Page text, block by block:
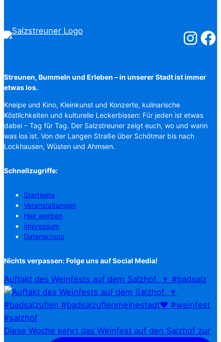
Streunen, Bummeln und Erleben – in unserer Stadt ist immer
etwas los.
Kneipe und Kino, Kleinkunst und Konzerte, kulinarische
Köstlichkeiten und kulturelle Leckerbissen: Für jeden ist etwas
dabei – Tag für Tag. Der Salzstreuner zeigt euch, wo und wann
was los ist. Von der Langen Straße über Schötmar bis nach
Lockhausen, Wüsten und Ahmsen.
Schnellzugriffe:
Startseite
Veranstaltungen
Hier werben
Impressum
Datenschutz
Nichts verpassen: Folge uns auf Social Media!
Auftakt des Weinfests auf dem Salzhof. 🍷 #badsalz
Diese Woche kehrt das Weinfest auf den Salzhof zur